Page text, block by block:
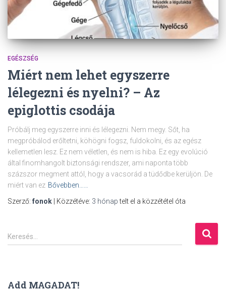
EGÉSZSÉG
Miért nem lehet egyszerre
lélegezni és nyelni? – Az
epiglottis csodája
Próbálj meg egyszerre inni és lélegezni. Nem megy. Sőt, ha
megpróbálod erőltetni, köhögni fogsz, fuldokolni, és az egész
kellemetlen lesz. Ez nem véletlen, és nem is hiba. Ez egy evolúció
által finomhangolt biztonsági rendszer, ami naponta több
százszor megment attól, hogy a vacsorád a tüdődbe kerüljön. De
miért van ez Bővebben……
Szerző: fonok | Közzétéve: 3 hónaptelt el a közzététel óta
K
e
é
Keresés…
Add MAGADAT!